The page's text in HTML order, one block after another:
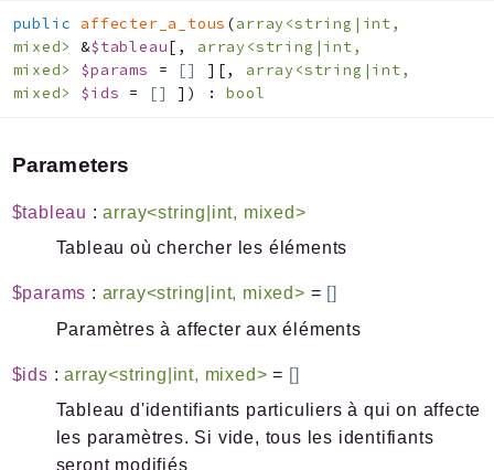
public affecter_a_tous (array<string|int,
mixed>&$tableau[ , array<string|int,
mixed> $params = [] ] [, array<string|int,
mixed> $ids = [] ] ) :bool
Parameters
$tableau :array<string|int, mixed>
Tableau où chercher les éléments
$params : array<string|int, mixed> = []
Paramètres à affecter aux éléments
$ids :array<string|int, mixed> = []
Tableau d'identifiants particuliers à qui on affecte
les paramètres. Si vide, tous les identifiants
seront modifiés